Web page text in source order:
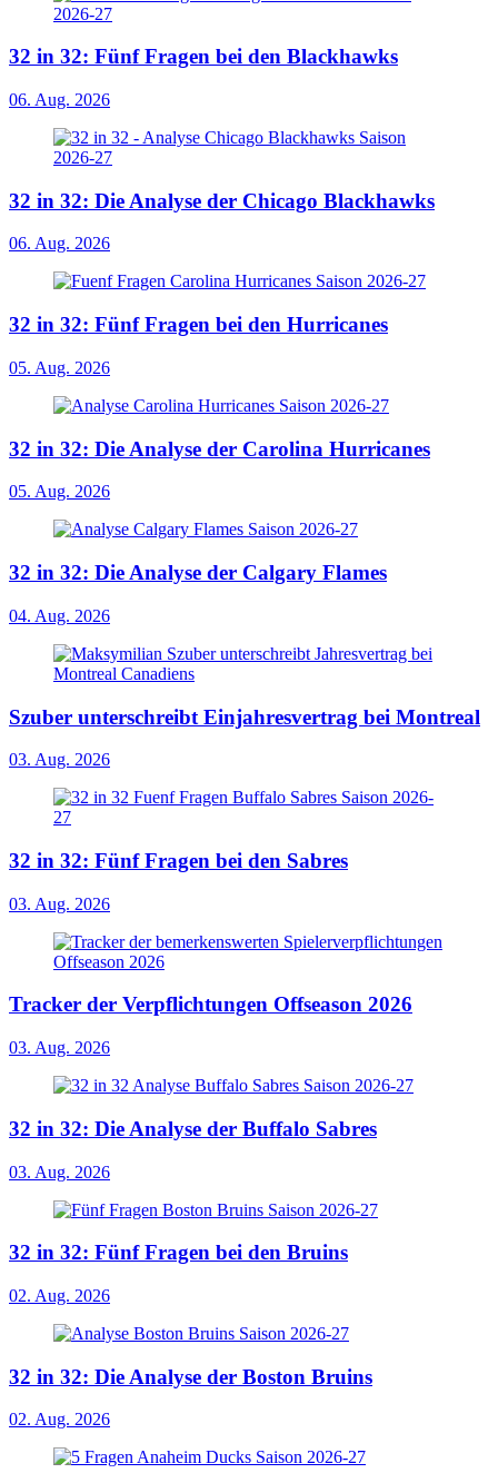
32 in 32: Fünf Fragen bei den Blackhawks
06. Aug. 2026
32 in 32: Die Analyse der Chicago Blackhawks
06. Aug. 2026
32 in 32: Fünf Fragen bei den Hurricanes
05. Aug. 2026
32 in 32: Die Analyse der Carolina Hurricanes
05. Aug. 2026
32 in 32: Die Analyse der Calgary Flames
04. Aug. 2026
Szuber unterschreibt Einjahresvertrag bei Montreal
03. Aug. 2026
32 in 32: Fünf Fragen bei den Sabres
03. Aug. 2026
Tracker der Verpflichtungen Offseason 2026
03. Aug. 2026
32 in 32: Die Analyse der Buffalo Sabres
03. Aug. 2026
32 in 32: Fünf Fragen bei den Bruins
02. Aug. 2026
32 in 32: Die Analyse der Boston Bruins
02. Aug. 2026